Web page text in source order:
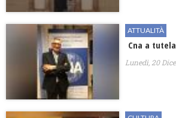
ATTUALITÀ
Cna a
Lunedì, 20